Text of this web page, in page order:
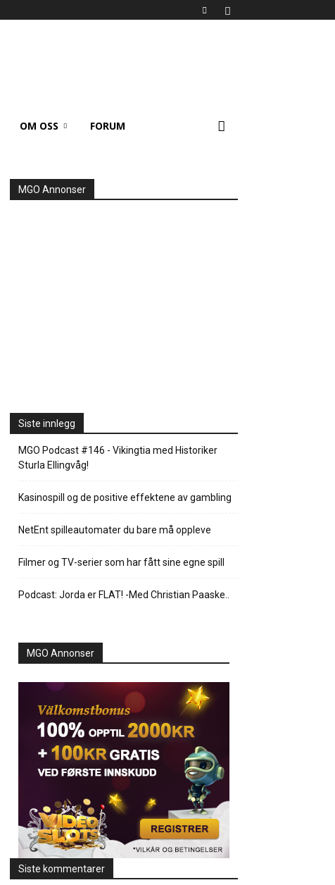
OM OSS FORUM
MGO Annonser
Siste innlegg
MGO Podcast #146 - Vikingtia med Historiker
Sturla Ellingvåg!
Kasinospill og de positive effektene av gambling
NetEnt spilleautomater du bare må oppleve
Filmer og TV-serier som har fått sine egne spill
Podcast: Jorda er FLAT! -Med Christian Paaske..
MGO Annonser
Siste kommentarer